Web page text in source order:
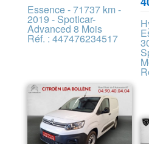
Essence - 71737 km -
2019 - Spoticar-
Advanced 8 Mois
Réf. : 447476234517